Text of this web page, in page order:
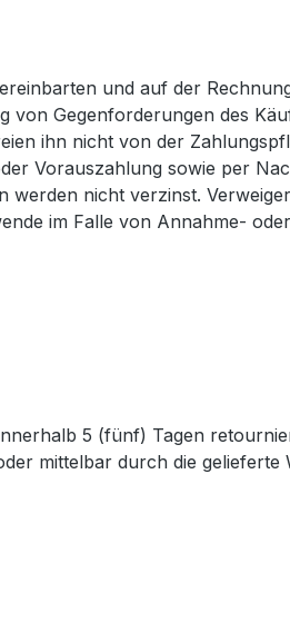
und auf der
von Gegenforderungen des
ihn nicht von der
Vorauszahlung sowie per
werden nicht verzinst.
im Falle von Annahme-
5 (fünf) Tagen
mittelbar durch die gelieferte